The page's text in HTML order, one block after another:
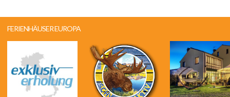
FERIENHÄUSER EUROPA